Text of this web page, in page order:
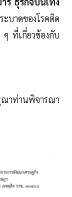
ะบาดของโรคติด
ๆ ที่เกี่ยวข้องกับ
ท่านพิจารณา